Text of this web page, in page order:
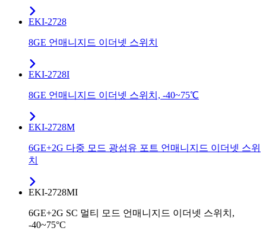
EKI-2728
8GE 언매니지드 이더넷 스위치
EKI-2728I
8GE 언매니지드 이더넷 스위치, -40~75℃
EKI-2728M
6GE+2G 다중 모드 광섬유 포트 언매니지드 이더넷 스위
치
EKI-2728MI
6GE+2G SC 멀티 모드 언매니지드 이더넷 스위치,
-40~75°C